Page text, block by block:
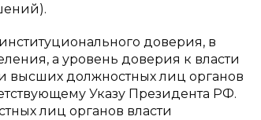
доверия, в
а уровень доверия к власти
высших должностных лиц органов
Указу Президента РФ.
лиц органов власти